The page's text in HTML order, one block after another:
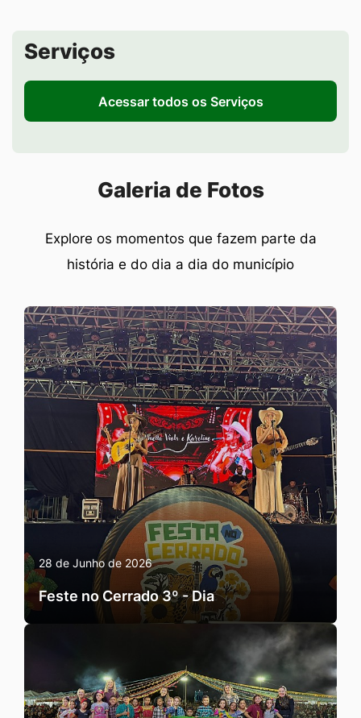
Seção de Serviços
Serviços
Acessar todos os Serviços
Seção Galeria de Fotos
Galeria de Fotos
Explore os momentos que fazem parte da
história e do dia a dia do município
28 de Junho de 2026
Feste no Cerrado 3º - Dia